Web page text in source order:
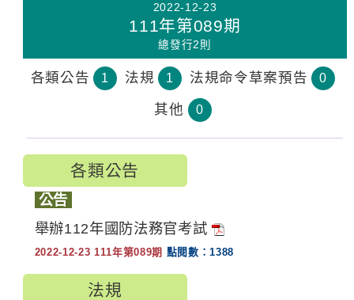
2022-12-23
111年第089期
總發行2則
各類公告 1 法規 1 法規命令草案預告 0
其他 0
各類公告
公告
舉辦112年國防法務官考試
2022-12-23 111年第089期 點閱數：1388
法規